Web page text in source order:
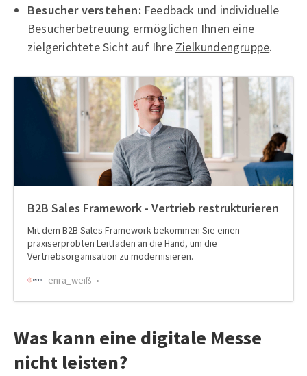
Besucher verstehen: Feedback und individuelle
Besucherbetreuung ermöglichen Ihnen eine
zielgerichtete Sicht auf Ihre Zielkundengruppe.
B2B Sales Framework - Vertrieb restrukturieren
Mit dem B2B Sales Framework bekommen Sie einen
praxiserprobten Leitfaden an die Hand, um die
Vertriebsorganisation zu modernisieren.
enra_weiß
Was kann eine digitale Messe
nicht leisten?